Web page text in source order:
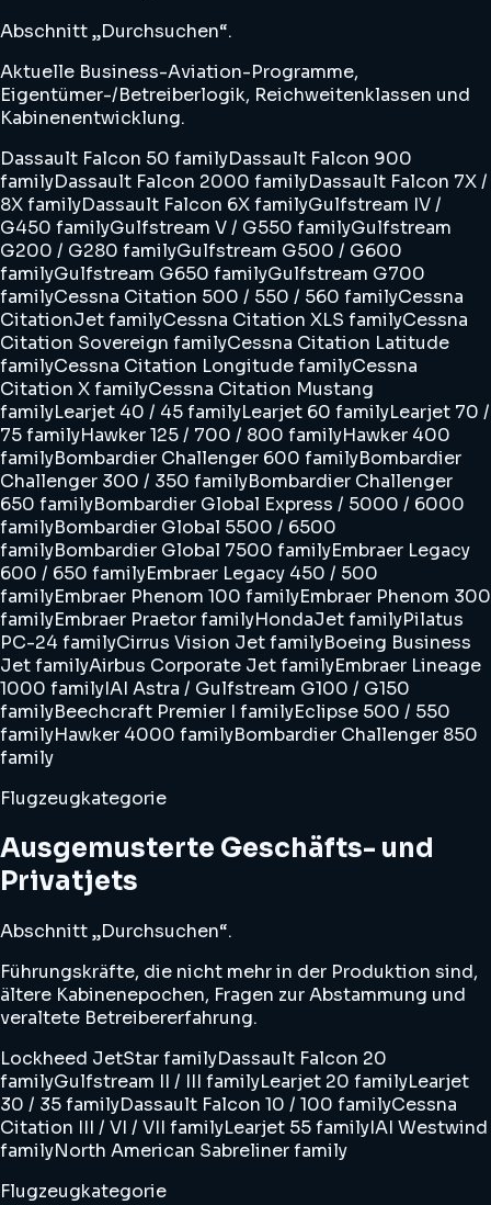
Abschnitt „Durchsuchen“.
Aktuelle Business-Aviation-Programme,
Eigentümer-/Betreiberlogik, Reichweitenklassen und
Kabinenentwicklung.
Dassault Falcon 50 familyDassault Falcon 900
familyDassault Falcon 2000 familyDassault Falcon 7X /
8X familyDassault Falcon 6X familyGulfstream IV /
G450 familyGulfstream V / G550 familyGulfstream
G200 / G280 familyGulfstream G500 / G600
familyGulfstream G650 familyGulfstream G700
familyCessna Citation 500 / 550 / 560 familyCessna
CitationJet familyCessna Citation XLS familyCessna
Citation Sovereign familyCessna Citation Latitude
familyCessna Citation Longitude familyCessna
Citation X familyCessna Citation Mustang
familyLearjet 40 / 45 familyLearjet 60 familyLearjet 70 /
75 familyHawker 125 / 700 / 800 familyHawker 400
familyBombardier Challenger 600 familyBombardier
Challenger 300 / 350 familyBombardier Challenger
650 familyBombardier Global Express / 5000 / 6000
familyBombardier Global 5500 / 6500
familyBombardier Global 7500 familyEmbraer Legacy
600 / 650 familyEmbraer Legacy 450 / 500
familyEmbraer Phenom 100 familyEmbraer Phenom 300
familyEmbraer Praetor familyHondaJet familyPilatus
PC-24 familyCirrus Vision Jet familyBoeing Business
Jet familyAirbus Corporate Jet familyEmbraer Lineage
1000 familyIAI Astra / Gulfstream G100 / G150
familyBeechcraft Premier I familyEclipse 500 / 550
familyHawker 4000 familyBombardier Challenger 850
family
Flugzeugkategorie
Ausgemusterte Geschäfts- und
Privatjets
Abschnitt „Durchsuchen“.
Führungskräfte, die nicht mehr in der Produktion sind,
ältere Kabinenepochen, Fragen zur Abstammung und
veraltete Betreibererfahrung.
Lockheed JetStar familyDassault Falcon 20
familyGulfstream II / III familyLearjet 20 familyLearjet
30 / 35 familyDassault Falcon 10 / 100 familyCessna
Citation III / VI / VII familyLearjet 55 familyIAI Westwind
familyNorth American Sabreliner family
Flugzeugkategorie